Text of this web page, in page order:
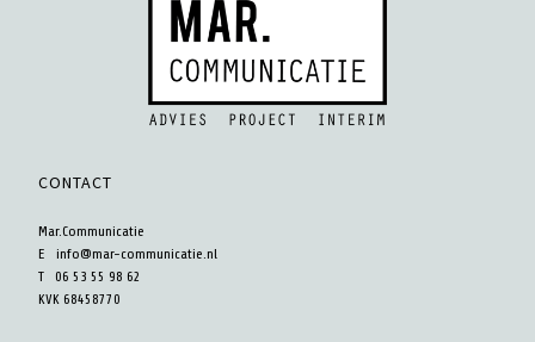
CONTACT
Mar.Communicatie
Einfo@mar-communicatie.nl
T 06 53 55 98 62
KVK 68458770